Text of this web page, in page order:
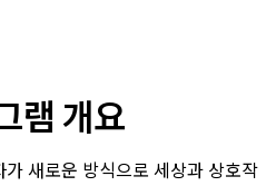
램 개요
새로운 방식으로 세상과 상호작